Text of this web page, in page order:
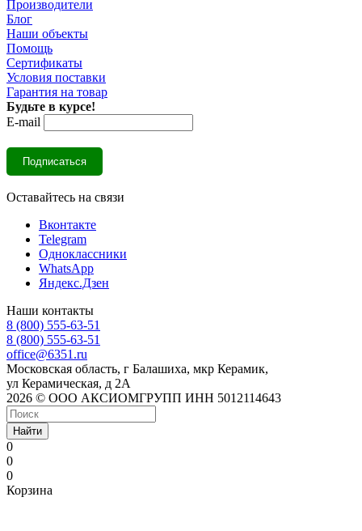
Производители
Блог
Наши объекты
Помощь
Сертификаты
Условия поставки
Гарантия на товар
Будьте в курсе!
E-mail
Оставайтесь на связи
Вконтакте
Telegram
Одноклассники
WhatsApp
Яндекс.Дзен
Наши контакты
8 (800) 555-63-51
8 (800) 555-63-51
office@6351.ru
Московская область, г Балашиха, мкр Керамик,
ул Керамическая, д 2А
2026 © ООО АКСИОМГРУПП ИНН 5012114643
Найти
0
0
0
Корзина